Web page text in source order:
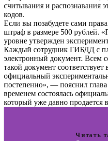
считывания и распознавания
кодов.
Если вы позабудете сами
штраф в размере 500 рублей.
уровне утвержден
Каждый сотрудник ГИБДД с
электронный документ. Всем
такой документ
официальный
постепенно», — пояснил
временем состоялась
который уже давно продается
Читать